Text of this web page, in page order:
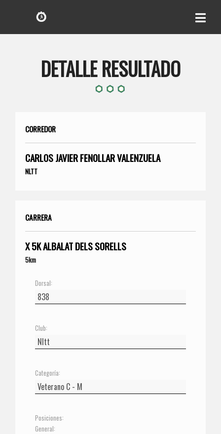
DETALLE RESULTADO
CORREDOR
CARLOS JAVIER FENOLLAR VALENZUELA
NLTT
CARRERA
X 5K ALBALAT DELS SORELLS
5km
Dorsal:
Club:
Categoría:
Posiciones:
General: